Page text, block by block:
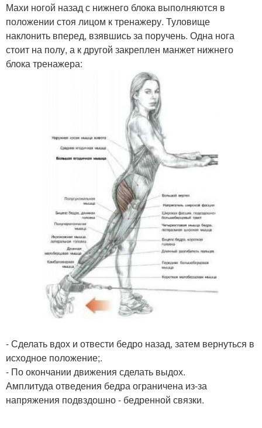
Махи ногой назад с нижнего блока выполняются в
положении стоя лицом к тренажеру. Туловище
наклонить вперед, взявшись за поручень. Одна нога
стоит на полу, а к другой закреплен манжет нижнего
блока тренажера:
- Сделать вдох и отвести бедро назад, затем вернуться в
исходное положение;.
- По окончании движения сделать выдох.
Амплитуда отведения бедра ограничена из-за
напряжения подвздошно - бедренной связки.